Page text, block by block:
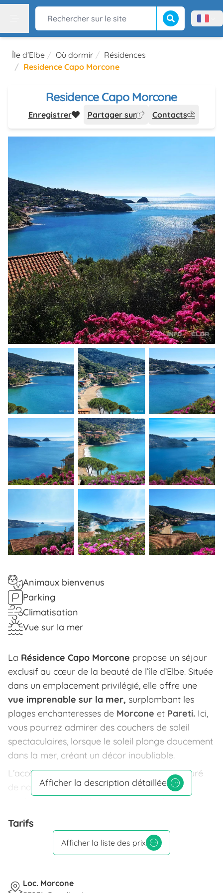
Rechercher sur le site Lancer la Menù
Île d'Elbe Où dormir
Résidences
Residence Capo Morcone
Residence Capo Morcone
Enregistrer Partager sur Contacts
Animaux bienvenus
Parking
Climatisation
Vue sur la mer
La Résidence Capo Morcone propose un séjour
exclusif au cœur de la beauté de l’île d’Elbe. Située
dans un emplacement privilégié, elle offre une
vue imprenable sur la mer, surplombant les
plages enchanteresses de Morcone et Pareti. Ici,
vous pourrez admirer des couchers de soleil
spectaculaires, lorsque le soleil plonge doucement
dans la mer, créant un décor inoubliable.
L’accès à la plage est simple: un sentier entouré
de nature, avec de magnifiques panoramas
vacances.
Les appartements sont pensés pour garantir une
convivialité. Chaque logement est équipé d’un coin
Afficher la description détaillée
Tarifs
Afficher la liste des prix
Loc. Morcone